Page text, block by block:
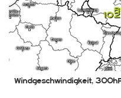
102
Windgeschwindigkeit,